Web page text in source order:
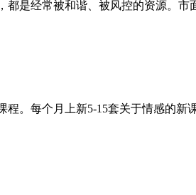
是经常被和谐、被风控的资源。
。每个月上新5-15套关于情感的新